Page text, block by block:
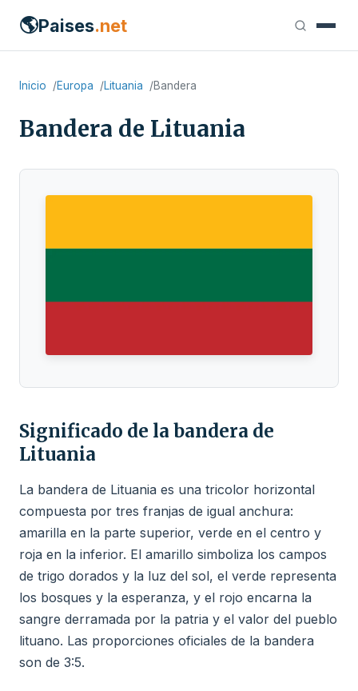
🌎Paises.net
Inicio Europa Lituania Bandera
Bandera de Lituania
Significado de la bandera de
Lituania
La bandera de Lituania es una tricolor horizontal
compuesta por tres franjas de igual anchura:
amarilla en la parte superior, verde en el centro y
roja en la inferior. El amarillo simboliza los campos
de trigo dorados y la luz del sol, el verde representa
los bosques y la esperanza, y el rojo encarna la
sangre derramada por la patria y el valor del pueblo
lituano. Las proporciones oficiales de la bandera
son de 3:5.